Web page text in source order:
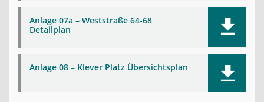
Anlage 07a – Weststraße 64-68
Detailplan
Anlage 08 – Klever Platz Übersichtsplan